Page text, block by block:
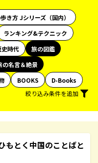
き方 Jシリーズ（国内）
ランキング&テクニック
史時代
旅の図鑑
の名言＆絶景
BOOKS
D-Books
絞り込み条件を追加
もとく中国のことばと